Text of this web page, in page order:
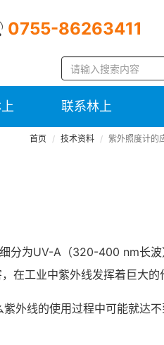
0755-86263411
联系林上
首页 技术资料 紫外照度计的
分为UV-A（320-400 nm长
工业中紫外线发挥着巨大的
外线的使用过程中可能就达不